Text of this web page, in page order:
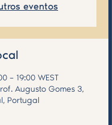
eventos
– 19:00 WEST
Augusto Gomes 3,
Portugal